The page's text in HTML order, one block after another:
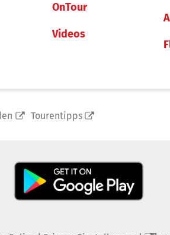
OnTour
Videos
Tourentipps